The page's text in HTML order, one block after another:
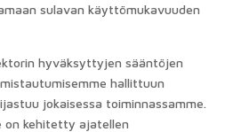
sulavan käyttömukavuuden
hyväksyttyjen sääntöjen
hallittuun
jokaisessa toiminnassamme.
kehitetty ajatellen